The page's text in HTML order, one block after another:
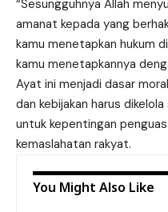
“Sesungguhnya Allah
amanat kepada yang
kamu menetapkan hukum
kamu menetapkannya
Ayat ini menjadi dasar
dan kebijakan harus
untuk kepentingan
kemaslahatan rakyat.
You Might Also Like